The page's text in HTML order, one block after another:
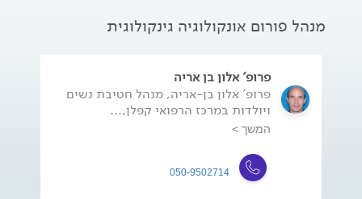
מנהל פורום אונקולוגיה גינקולוגית
פרופ' אלון בן אריה
פרופ' אלון בן-אריה, מנהל חטיבת נשים
ויולדות במרכז הרפואי קפלן,...
המשך >
050-9502714